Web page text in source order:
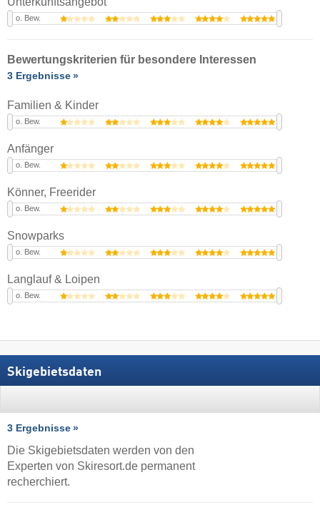
o. Bew.
Bewertungskriterien für besondere Interessen
3 Ergebnisse
Familien & Kinder
o. Bew.
Anfänger
o. Bew.
Könner, Freerider
o. Bew.
Snowparks
o. Bew.
Langlauf & Loipen
o. Bew.
Skigebietsdaten
3 Ergebnisse
Die Skigebietsdaten werden von den
Experten von Skiresort.de permanent
recherchiert.